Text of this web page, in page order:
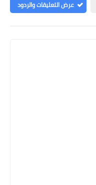
عرض التعليقات والردود